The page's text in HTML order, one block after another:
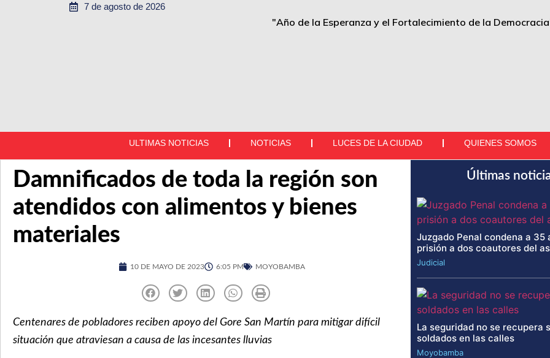
7 de agosto de 2026
"Año de la Esperanza y el Fortalecimiento de la
ULTIMAS NOTICIAS NOTICIAS LUCES DE LA CIUDAD QUIENES SOMOS
Damnificados de toda la región son
atendidos con alimentos y bienes
materiales
10 DE MAYO DE 2023 6:05 PM MOYOBAMBA
Centenares de pobladores reciben apoyo del Gore San Martín para mitigar difícil
situación que atraviesan a causa de las incesantes lluvias
Últimas
Juzgado Penal condena a 35
prisión a dos coautores del
Judicial
La seguridad no se recupera
soldados en las calles
Moyobamba